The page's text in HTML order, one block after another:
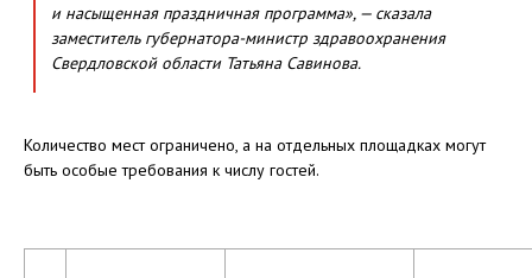
и насыщенная праздничная программа», — сказала
заместитель губернатора-министр здравоохранения
Свердловской области Татьяна Савинова.
Количество мест ограничено, а на отдельных площадках могут
быть особые требования к числу гостей.